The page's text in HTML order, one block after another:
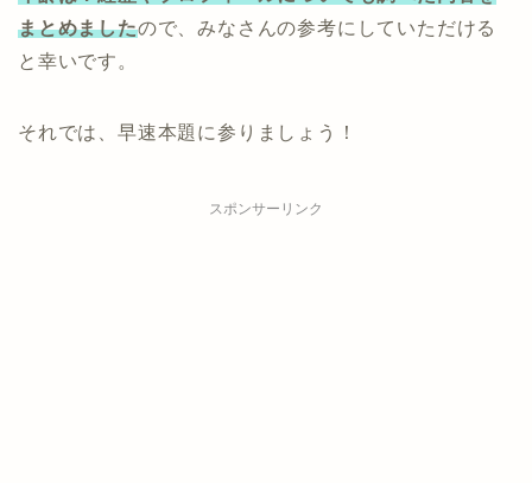
まとめましたので、みなさんの参考にしていただける
と幸いです。
それでは、早速本題に参りましょう！
スポンサーリンク